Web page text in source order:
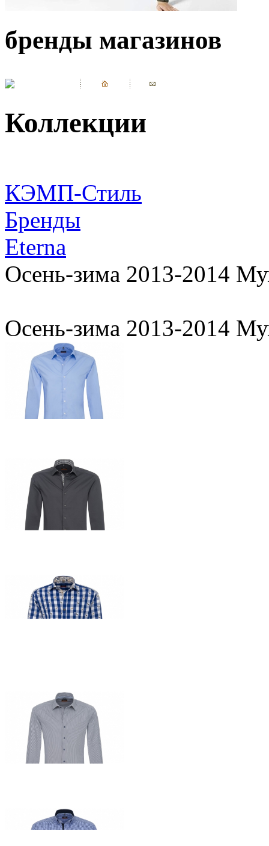
бренды магазинов
Коллекции
КЭМП-Стиль
Бренды
Eterna
Осень-зима 2013-2014
Осень-зима 2013-2014